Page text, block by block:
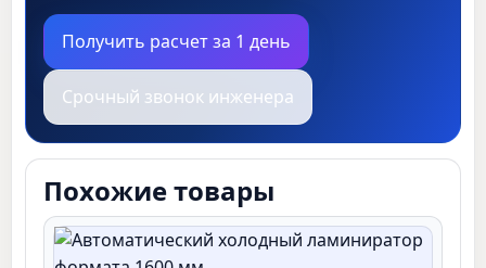
Получить расчет за 1 день
Срочный звонок инженера
Похожие товары